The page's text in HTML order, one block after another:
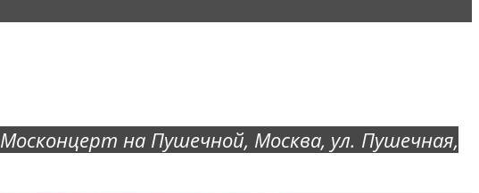
Москонцерт на Пушечной, Москва, ул. Пушечная,